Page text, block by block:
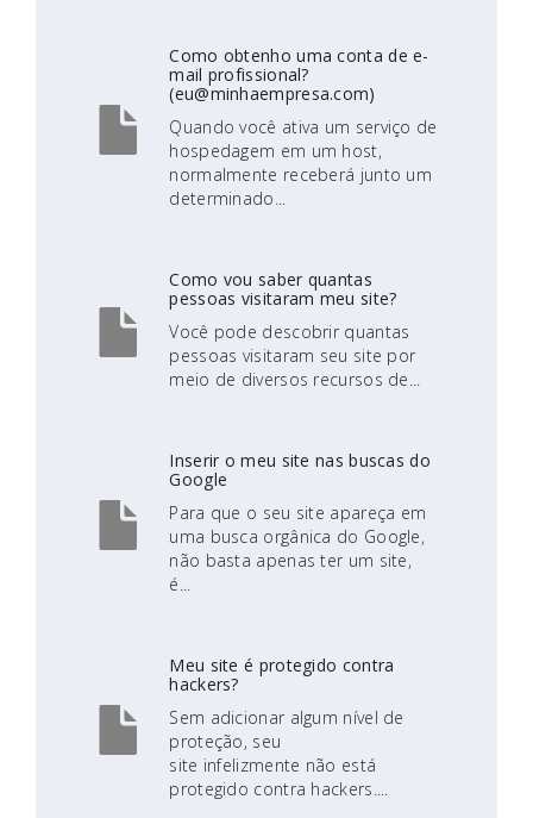
Como obtenho uma conta de e-
mail profissional?
(eu@minhaempresa.com)
Quando você ativa um serviço de
hospedagem em um host,
normalmente receberá junto um
determinado...
Como vou saber quantas
pessoas visitaram meu site?
Você pode descobrir quantas
pessoas visitaram seu site por
meio de diversos recursos de...
Inserir o meu site nas buscas do
Google
Para que o seu site apareça em
uma busca orgânica do Google,
não basta apenas ter um site,
é...
Meu site é protegido contra
hackers?
Sem adicionar algum nível de
proteção, seu
site infelizmente não está
protegido contra hackers....